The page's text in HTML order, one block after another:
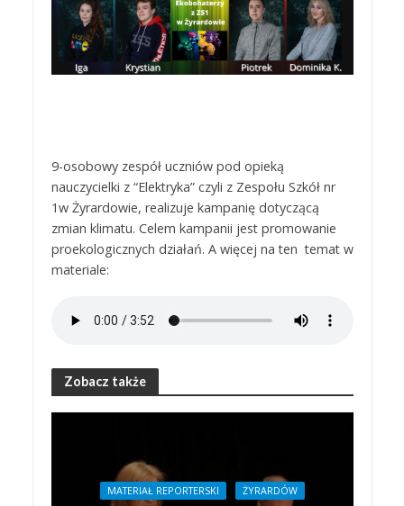
9-osobowy zespół uczniów pod opieką
nauczycielki z “Elektryka” czyli z Zespołu Szkół nr
1w Żyrardowie, realizuje kampanię dotyczącą
zmian klimatu. Celem kampanii jest promowanie
proekologicznych działań. A więcej na ten temat w
materiale:
Zobacz także
MATERIAŁ REPORTERSKI ŻYRARDÓW